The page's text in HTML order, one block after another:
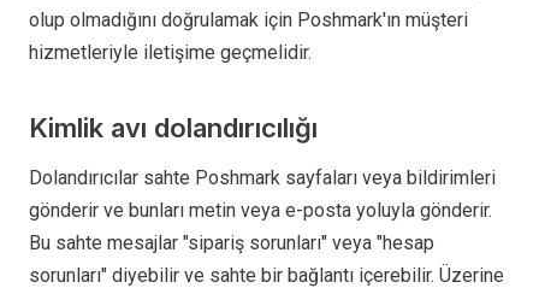
olup olmadığını doğrulamak için Poshmark'ın müşteri
hizmetleriyle iletişime geçmelidir.
Kimlik avı dolandırıcılığı
Dolandırıcılar sahte Poshmark sayfaları veya bildirimleri
gönderir ve bunları metin veya e-posta yoluyla gönderir.
Bu sahte mesajlar "sipariş sorunları" veya "hesap
sorunları" diyebilir ve sahte bir bağlantı içerebilir. Üzerine